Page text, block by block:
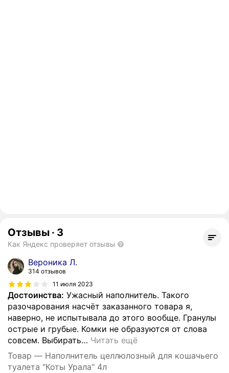
Отзывы · 3
Как Яндекс проверяет отзывы
Вероника Л.
314 отзывов
11 июля 2023
Достоинства: Ужасный наполнитель. Такого
разочарования насчёт заказанного товара я,
наверно, не испытывала до этого вообще. Гранулы
острые и грубые. Комки не образуются от слова
совсем. Выбирать… Читать ещё
Товар — Наполнитель целлюлозный для кошачьего
туалета "Коты Урала" 4л